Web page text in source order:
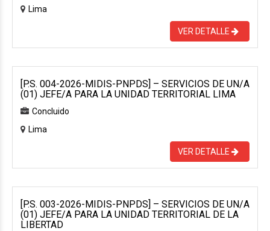
Lima
VER DETALLE
[P.S. 004-2026-MIDIS-PNPDS] – SERVICIOS DE UN/A
(01) JEFE/A PARA LA UNIDAD TERRITORIAL LIMA
Concluido
Lima
VER DETALLE
[P.S. 003-2026-MIDIS-PNPDS] – SERVICIOS DE UN/A
(01) JEFE/A PARA LA UNIDAD TERRITORIAL DE LA
LIBERTAD